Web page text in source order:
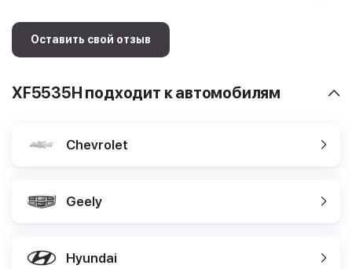
Оставить свой отзыв
XF5535H подходит к автомобилям
Chevrolet
Geely
Hyundai